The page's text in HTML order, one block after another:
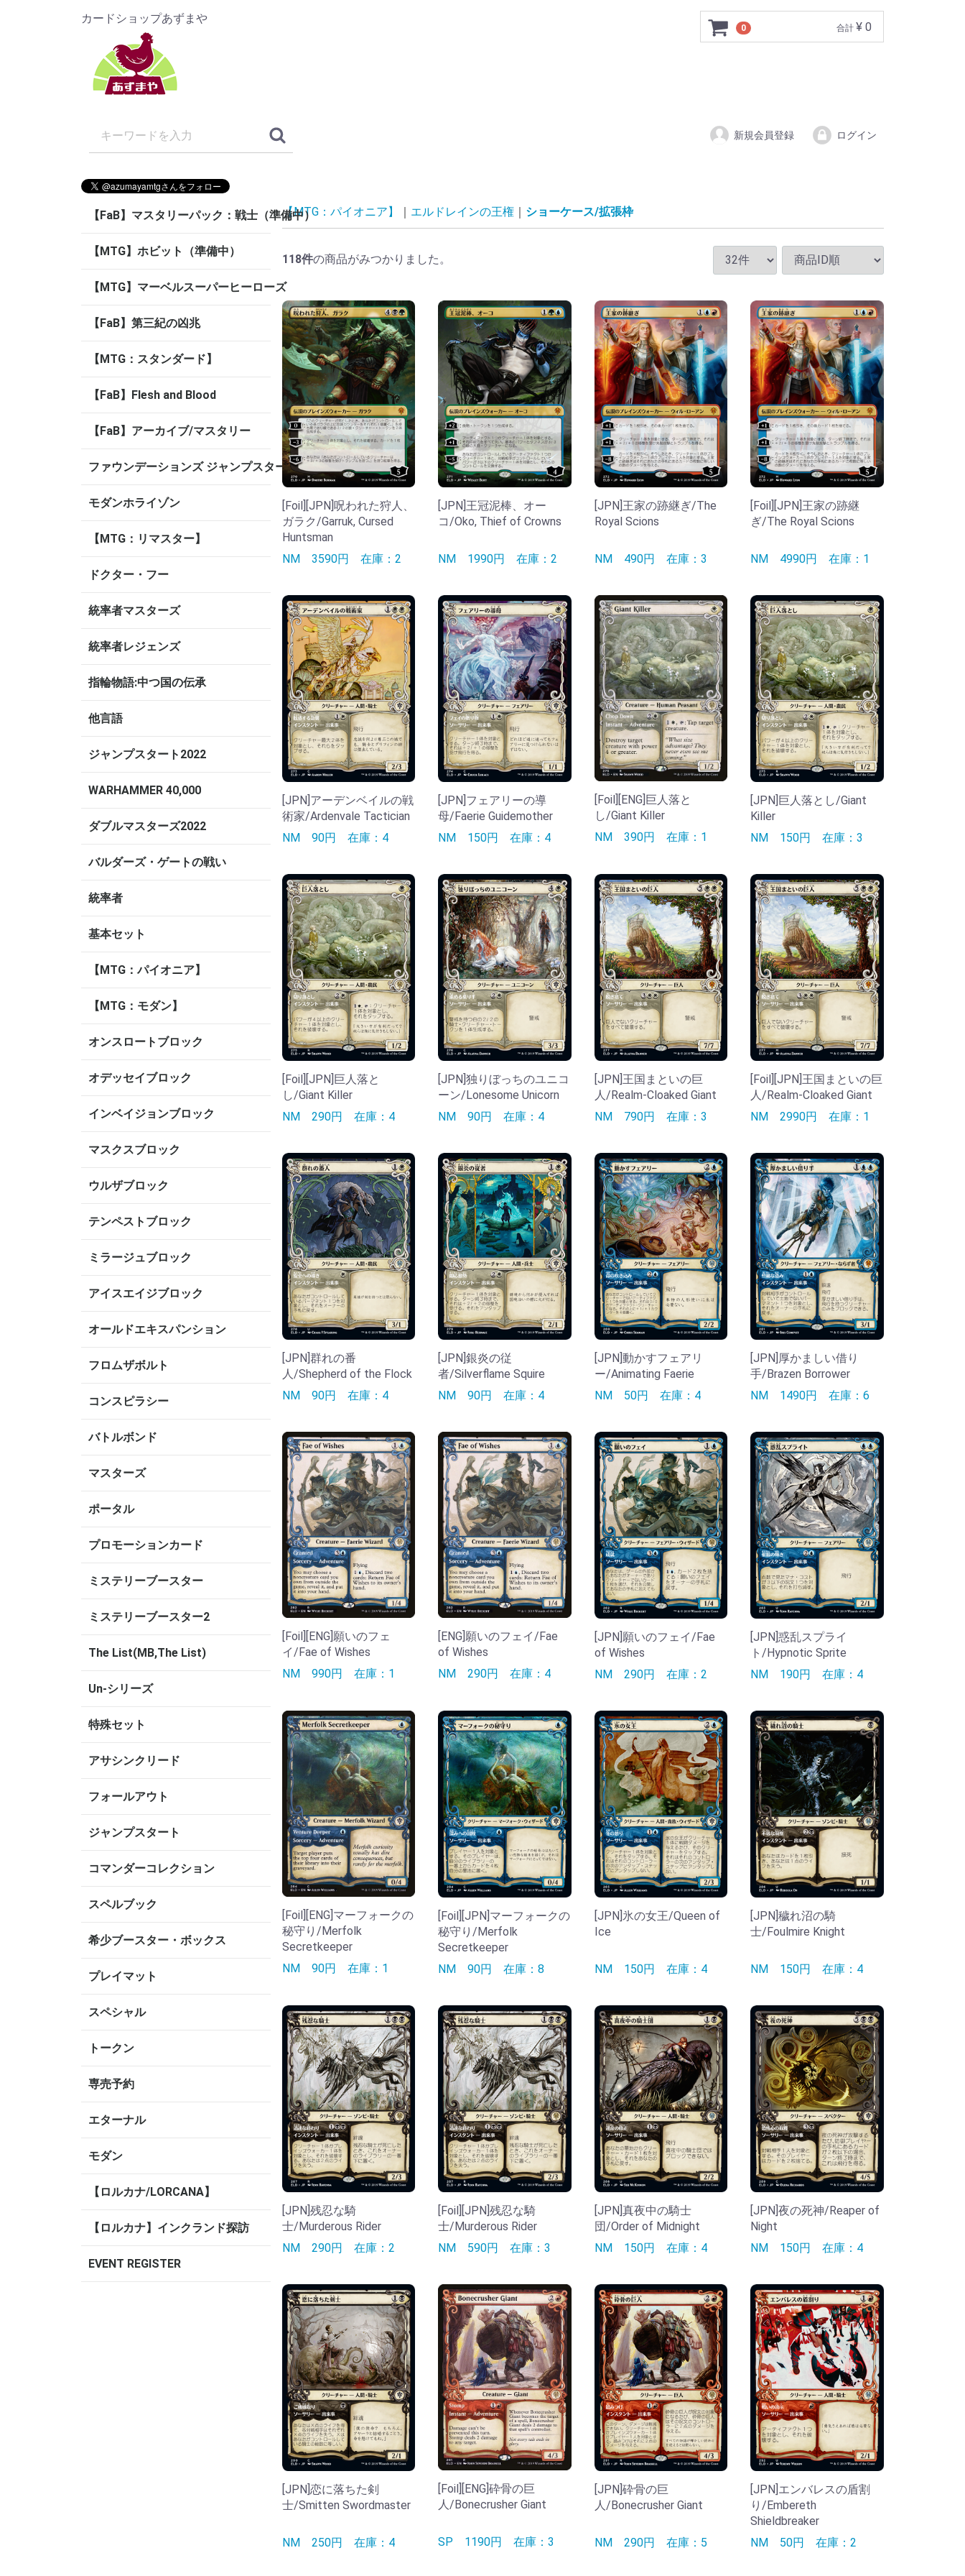
カードショップあずまや
新規会員登録 ログイン
0 合計 ¥ 0
【FaB】マスタリーパック：戦士（準備中）
【MTG】ホビット（準備中）
【MTG】マーベルスーパーヒーローズ
【FaB】第三紀の凶兆
【MTG：スタンダード】
【FaB】Flesh and Blood
【FaB】アーカイブ/マスタリー
ファウンデーションズ ジャンプスタート
モダンホライゾン
【MTG：リマスター】
ドクター・フー
統率者マスターズ
統率者レジェンズ
指輪物語:中つ国の伝承
他言語
ジャンプスタート2022
WARHAMMER 40,000
ダブルマスターズ2022
バルダーズ・ゲートの戦い
統率者
基本セット
【MTG：パイオニア】
【MTG：モダン】
オンスロートブロック
オデッセイブロック
インベイジョンブロック
マスクスブロック
ウルザブロック
テンペストブロック
ミラージュブロック
アイスエイジブロック
オールドエキスパンション
フロムザボルト
コンスピラシー
バトルボンド
マスターズ
ポータル
プロモーションカード
ミステリーブースター
ミステリーブースター2
The List(MB,The List)
Un-シリーズ
特殊セット
アサシンクリード
フォールアウト
ジャンプスタート
コマンダーコレクション
スペルブック
希少ブースター・ボックス
プレイマット
スペシャル
トークン
専売予約
エターナル
モダン
【ロルカナ/LORCANA】
【ロルカナ】インクランド探訪
EVENT REGISTER
【MTG：パイオニア】 エルドレインの王権 ショーケース/拡張枠
118件の商品がみつかりました。
[Foil][JPN]呪われた狩人、
ガラク/Garruk, Cursed
Huntsman
NM 3590円 在庫：2
[JPN]王冠泥棒、オー
コ/Oko, Thief of Crowns
NM 1990円在庫：2
[JPN]王家の跡継ぎ/The
Royal Scions
NM 490円 在庫：3
[Foil][JPN]王家の跡継
ぎ/The Royal Scions
NM 4990円在庫：1
[JPN]アーデンベイルの戦
術家/Ardenvale Tactician
NM 90円 在庫：4
[JPN]フェアリーの導
母/Faerie Guidemother
NM 150円在庫：4
[Foil][ENG]巨人落と
し/Giant Killer
NM 390円 在庫：1
[JPN]巨人落とし/Giant
Killer
NM 150円在庫：3
[Foil][JPN]巨人落と
し/Giant Killer
NM 290円 在庫：4
[JPN]独りぼっちのユニコ
ーン/Lonesome Unicorn
NM90円在庫：4
[JPN]王国まといの巨
人/Realm-Cloaked Giant
NM 790円 在庫：3
[Foil][JPN]王国まといの巨
人/Realm-Cloaked Giant
NM2990円在庫：1
[JPN]群れの番
人/Shepherd of the Flock
NM 90円 在庫：4
[JPN]銀炎の従
者/Silverflame Squire
NM90円在庫：4
[JPN]動かすフェアリ
ー/Animating Faerie
NM 50円 在庫：4
[JPN]厚かましい借り
手/Brazen Borrower
NM 1490円在庫：6
[Foil][ENG]願いのフェ
イ/Fae of Wishes
NM 990円 在庫：1
[ENG]願いのフェイ/Fae
of Wishes
NM290円在庫：4
[JPN]願いのフェイ/Fae
of Wishes
NM 290円 在庫：2
[JPN]惑乱スプライ
ト/Hypnotic Sprite
NM 190円在庫：4
[Foil][ENG]マーフォークの
秘守り/Merfolk
Secretkeeper
NM 90円 在庫：1
[Foil][JPN]マーフォークの
秘守り/Merfolk
Secretkeeper
NM90円在庫：8
[JPN]氷の女王/Queen of
Ice
NM 150円 在庫：4
[JPN]穢れ沼の騎
士/Foulmire Knight
NM 150円在庫：4
[JPN]残忍な騎
士/Murderous Rider
NM 290円 在庫：2
[Foil][JPN]残忍な騎
士/Murderous Rider
NM 590円在庫：3
[JPN]真夜中の騎士
団/Order of Midnight
NM 150円 在庫：4
[JPN]夜の死神/Reaper of
Night
NM 150円在庫：4
[JPN]恋に落ちた剣
士/Smitten Swordmaster
NM 250円 在庫：4
[Foil][ENG]砕骨の巨
人/Bonecrusher Giant
SP 1190円在庫：3
[JPN]砕骨の巨
人/Bonecrusher Giant
NM 290円 在庫：5
[JPN]エンバレスの盾割
り/Embereth
Shieldbreaker
NM 50円在庫：2